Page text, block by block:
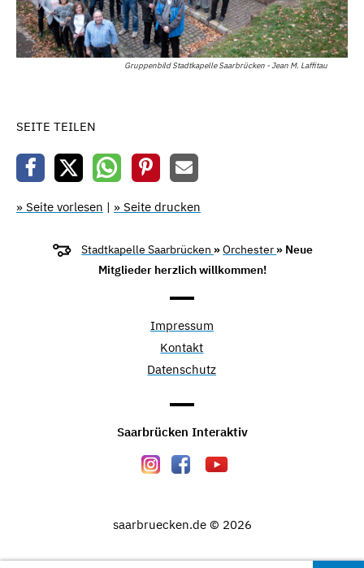
Gruppenbild Stadtkapelle Saarbrücken - Jean M. Laffitau
SEITE TEILEN
» Seite vorlesen | » Seite drucken
Stadtkapelle Saarbrücken »Orchester » Neue
Mitglieder herzlich willkommen!
Impressum
Kontakt
Datenschutz
Saarbrücken Interaktiv
saarbruecken.de © 2026